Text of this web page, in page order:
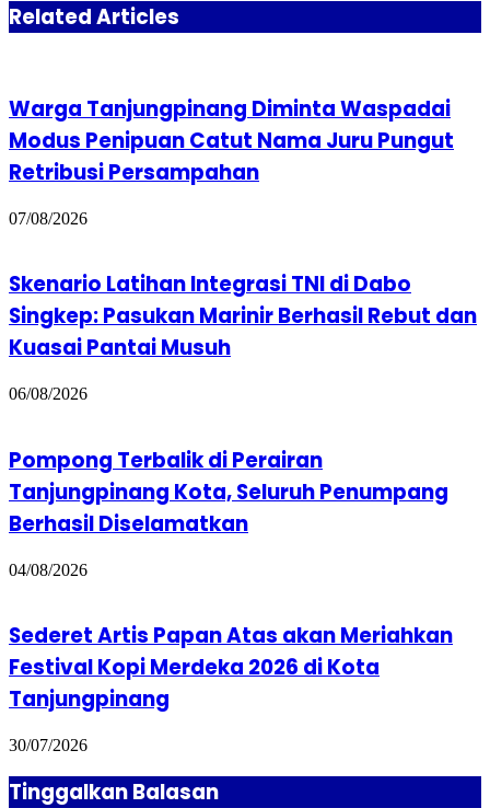
Related Articles
Warga Tanjungpinang Diminta Waspadai
Modus Penipuan Catut Nama Juru Pungut
Retribusi Persampahan
07/08/2026
Skenario Latihan Integrasi TNI di Dabo
Singkep: Pasukan Marinir Berhasil Rebut dan
Kuasai Pantai Musuh
06/08/2026
Pompong Terbalik di Perairan
Tanjungpinang Kota, Seluruh Penumpang
Berhasil Diselamatkan
04/08/2026
Sederet Artis Papan Atas akan Meriahkan
Festival Kopi Merdeka 2026 di Kota
Tanjungpinang
30/07/2026
Tinggalkan Balasan